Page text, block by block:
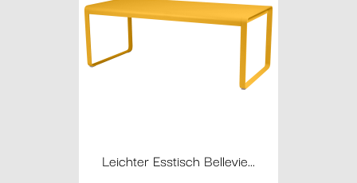
Leichter Esstisch Bellevie...